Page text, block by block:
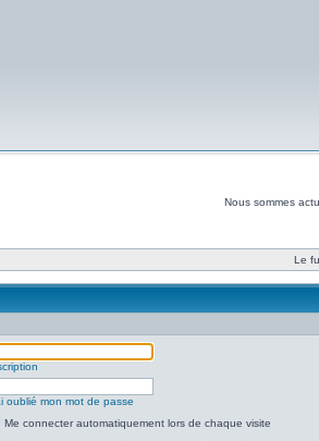
Nous sommes
Le
oublié mon mot de passe
Me connecter automatiquement lors de chaque visite